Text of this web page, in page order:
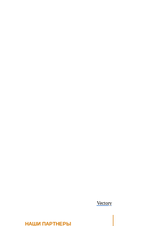
Vectory
НАШИ ПАРТНЕРЫ